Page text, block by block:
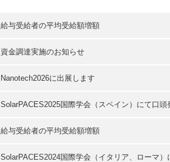
給与受給者の平均受給額増額
資金調達実施のお知らせ
Nanotech2026に出展します
SolarPACES2025国際学会（スペイン）にて口頭
給与受給者の平均受給額増額
SolarPACES2024国際学会（イタリア、ローマ）